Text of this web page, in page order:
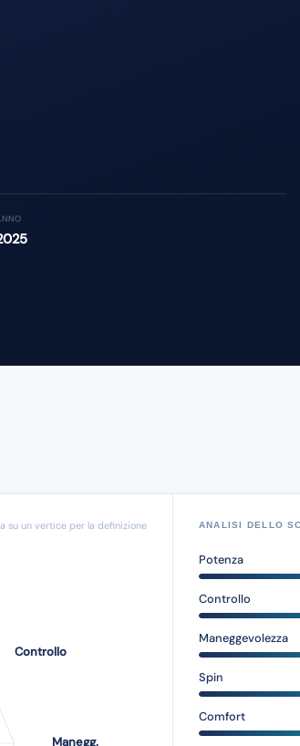
su un vertice per la definizione ANALISI DELLO
Potenza
Controllo
Maneggevolezza
Spin
Comfort